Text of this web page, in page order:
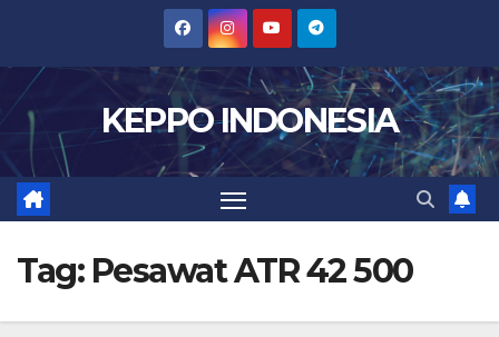
content
KEPPO INDONESIA
Tag: Pesawat ATR 42 500